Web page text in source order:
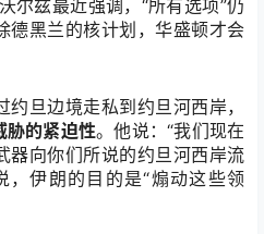
尔兹最近强调，“所有选项”仍
德黑兰的核计划，华盛顿才会
旦边境走私到约旦河西岸，
胁的紧迫性。他说：“我们现在
器向你们所说的约旦河西岸流
，伊朗的目的是“煽动这些领